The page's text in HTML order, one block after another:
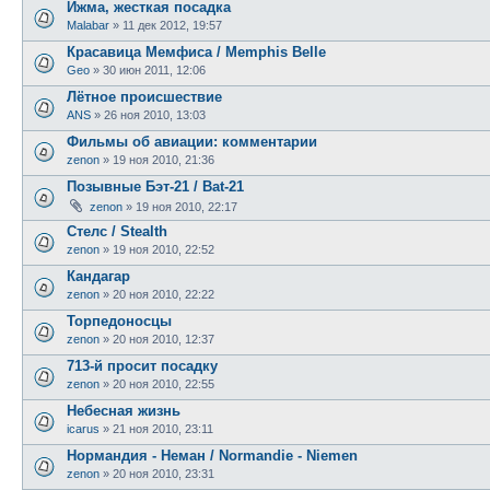
Ижма, жесткая посадка
Malabar » 11 дек 2012, 19:57
Красавица Мемфиса / Memphis Belle
Geo » 30 июн 2011, 12:06
Лётное происшествие
ANS » 26 ноя 2010, 13:03
Фильмы об авиации: комментарии
zenon » 19 ноя 2010, 21:36
Позывные Бэт-21 / Bat-21
zenon » 19 ноя 2010, 22:17
Стелс / Stealth
zenon » 19 ноя 2010, 22:52
Кандагар
zenon » 20 ноя 2010, 22:22
Торпедоносцы
zenon » 20 ноя 2010, 12:37
713-й просит посадку
zenon » 20 ноя 2010, 22:55
Небесная жизнь
icarus » 21 ноя 2010, 23:11
Нормандия - Неман / Normandie - Niemen
zenon » 20 ноя 2010, 23:31